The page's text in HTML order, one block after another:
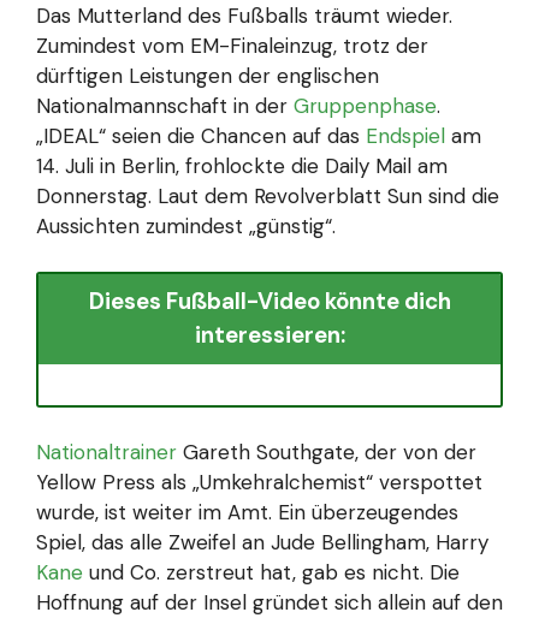
Das Mutterland des Fußballs träumt wieder.
Zumindest vom EM-Finaleinzug, trotz der
dürftigen Leistungen der englischen
Nationalmannschaft in der Gruppenphase.
„IDEAL“ seien die Chancen auf das Endspiel am
14. Juli in Berlin, frohlockte die Daily Mail am
Donnerstag. Laut dem Revolverblatt Sun sind die
Aussichten zumindest „günstig“.
Dieses Fußball-Video könnte dich
interessieren:
Nationaltrainer Gareth Southgate, der von der
Yellow Press als „Umkehralchemist“ verspottet
wurde, ist weiter im Amt. Ein überzeugendes
Spiel, das alle Zweifel an Jude Bellingham, Harry
Kane und Co. zerstreut hat, gab es nicht. Die
Hoffnung auf der Insel gründet sich allein auf den